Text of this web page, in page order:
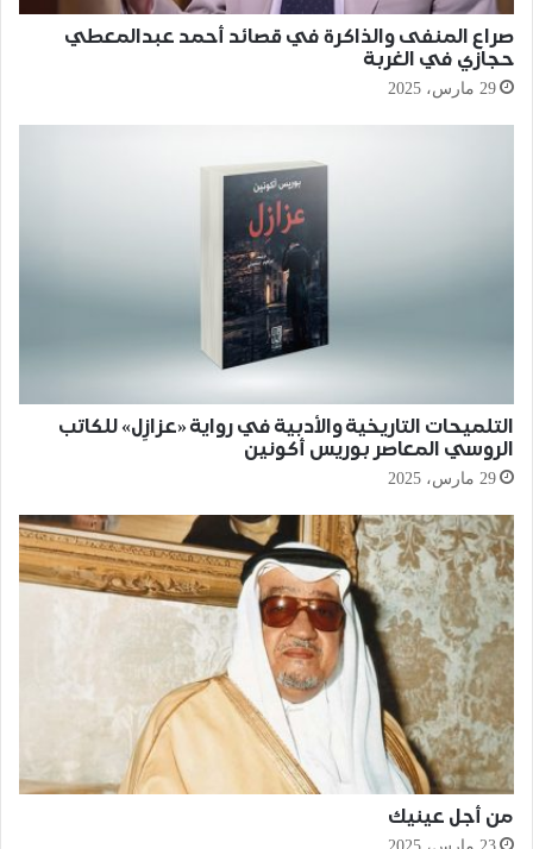
صراع المنفى والذاكرة في قصائد أحمد عبدالمعطي
حجازي في الغربة
29 مارس، 2025
التلميحات التاريخية والأدبية في رواية «عزازِل» للكاتب
الروسي المعاصر بوريس أكونين
29 مارس، 2025
من أجل عينيك